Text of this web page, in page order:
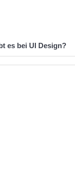
es bei UI Design?